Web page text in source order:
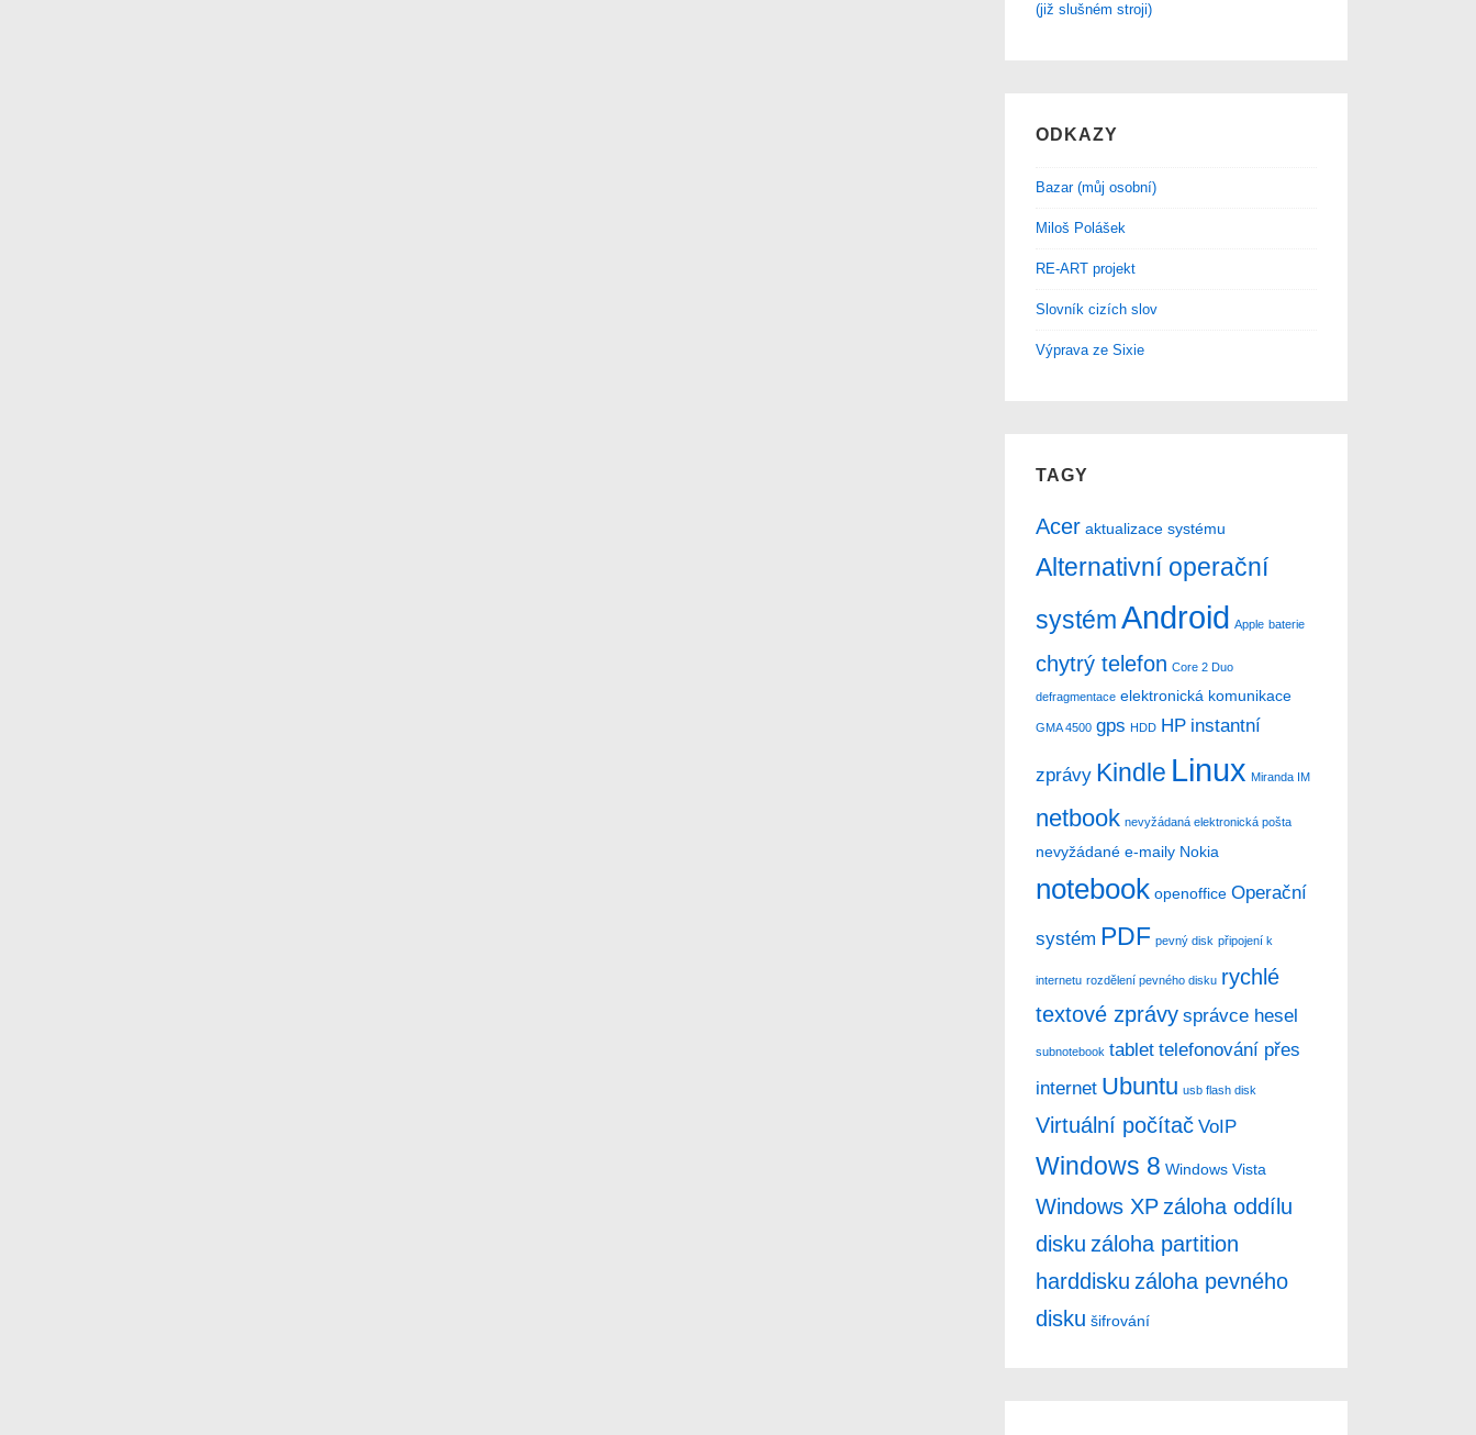
(již slušném stroji)
ODKAZY
Bazar (můj osobní)
Miloš Polášek
RE-ART projekt
Slovník cizích slov
Výprava ze Sixie
TAGY
Acer aktualizace systému
Alternativní operační
systémAndroid Apple baterie
chytrý telefon Core 2 Duo
defragmentace elektronická komunikace
GMA 4500 gps HDD HP instantní
zprávy Kindle Linux Miranda IM
netbook nevyžádaná elektronická pošta
nevyžádané e-maily Nokia
notebook openoffice Operační
systém PDF pevný disk připojení k
internetu rozdělení pevného disku rychlé
textové zprávy správce hesel
subnotebook tablet telefonování přes
internet Ubuntu usb flash disk
Virtuální počítač VoIP
Windows 8 Windows Vista
Windows XP záloha oddílu
disku záloha partition
harddisku záloha pevného
disku šifrování